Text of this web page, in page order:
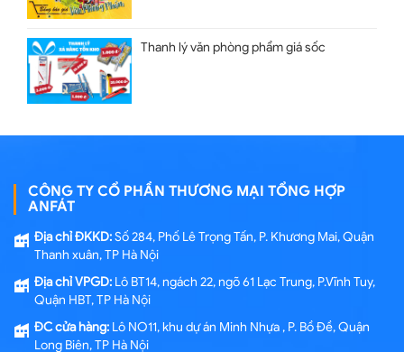
Thanh lý văn phòng phẩm giá sốc
CÔNG TY CỔ PHẦN THƯƠNG MẠI TỔNG HỢP
ANFÁT
Địa chỉ ĐKKD:Số 284, Phố Lê Trọng Tấn, P. Khương Mai, Quận
Thanh xuân, TP Hà Nội
Địa chỉ VPGD: Lô BT14, ngách 22, ngõ 61 Lạc Trung, P.Vĩnh Tuy,
Quận HBT, TP Hà Nội
ĐC cửa hàng: Lô NO11, khu dự án Minh Nhựa , P. Bồ Đề, Quận
Long Biên, TP Hà Nội